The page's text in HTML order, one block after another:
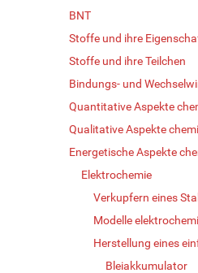
BNT
Stoffe und ihre
Stoffe und ihre Teilchen
Bindungs- und
Quantitative Aspekte
Qualitative Aspekte
Energetische Aspekte
Elektrochemie
Verkupfern eines
Modelle
Herstellung eines
Bleiakkumulator